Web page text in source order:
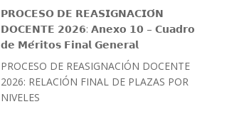
𝗣𝗥𝗢𝗖𝗘𝗦𝗢 𝗗𝗘 𝗥𝗘𝗔𝗦𝗜𝗚𝗡𝗔𝗖𝗜𝗢́𝗡
𝗗𝗢𝗖𝗘𝗡𝗧𝗘 𝟮𝟬𝟮𝟲: 𝗔𝗻𝗲𝘅𝗼 𝟭𝟬 – 𝗖𝘂𝗮𝗱𝗿𝗼
𝗱𝗲 𝗠𝗲́𝗿𝗶𝘁𝗼𝘀 𝗙𝗶𝗻𝗮𝗹 𝗚𝗲𝗻𝗲𝗿𝗮𝗹
PROCESO DE REASIGNACIÓN DOCENTE
2026: RELACIÓN FINAL DE PLAZAS POR
NIVELES